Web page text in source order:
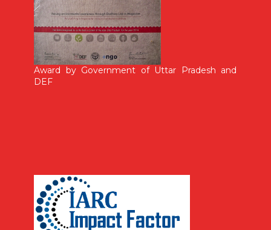
Award by Government of Uttar Pradesh and
DEF